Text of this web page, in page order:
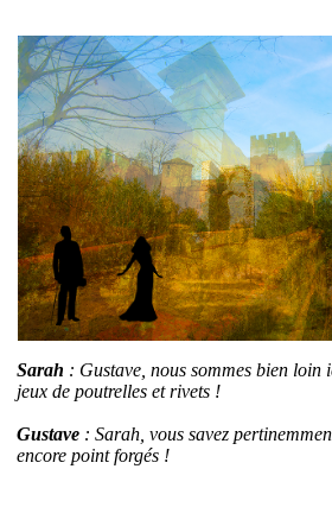
Sarah : Gustave, nous sommes bien loin
jeux de poutrelles et rivets !
Gustave : Sarah, vous savez
encore point forgés !